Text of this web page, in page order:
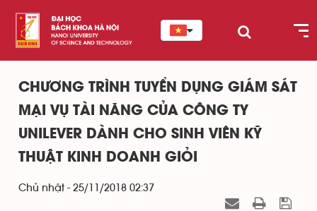
CHƯƠNG TRÌNH TUYỂN DỤNG GIÁM SÁT
MẠI VỤ TÀI NĂNG CỦA CÔNG TY
UNILEVER DÀNH CHO SINH VIÊN KỸ
THUẬT KINH DOANH GIỎI
Chủ nhật - 25/11/2018 02:37